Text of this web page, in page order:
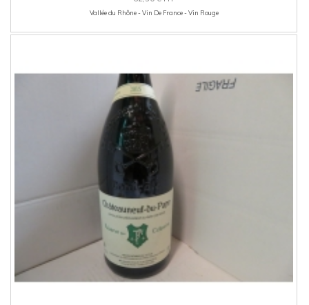
Vallée du Rhône - Vin De France - Vin Rouge